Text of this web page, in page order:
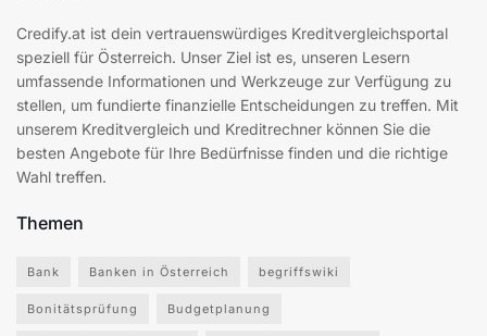
Credify.at ist dein vertrauenswürdiges Kreditvergleichsportal
speziell für Österreich. Unser Ziel ist es, unseren Lesern
umfassende Informationen und Werkzeuge zur Verfügung zu
stellen, um fundierte finanzielle Entscheidungen zu treffen. Mit
unserem Kreditvergleich und Kreditrechner können Sie die
besten Angebote für Ihre Bedürfnisse finden und die richtige
Wahl treffen.
Themen
Bank Banken in Österreich begriffswiki
Bonitätsprüfung Budgetplanung